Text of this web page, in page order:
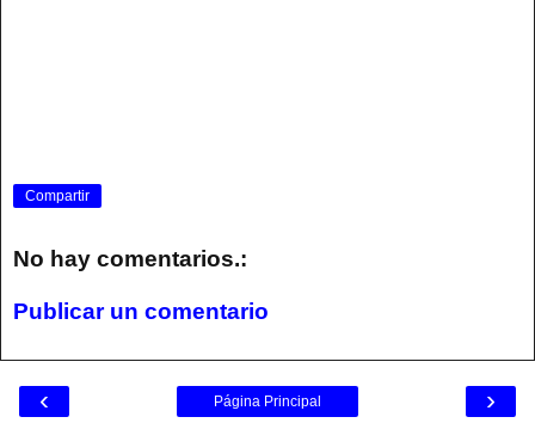
Compartir
No hay comentarios.:
Publicar un comentario
‹ ›
Página Principal